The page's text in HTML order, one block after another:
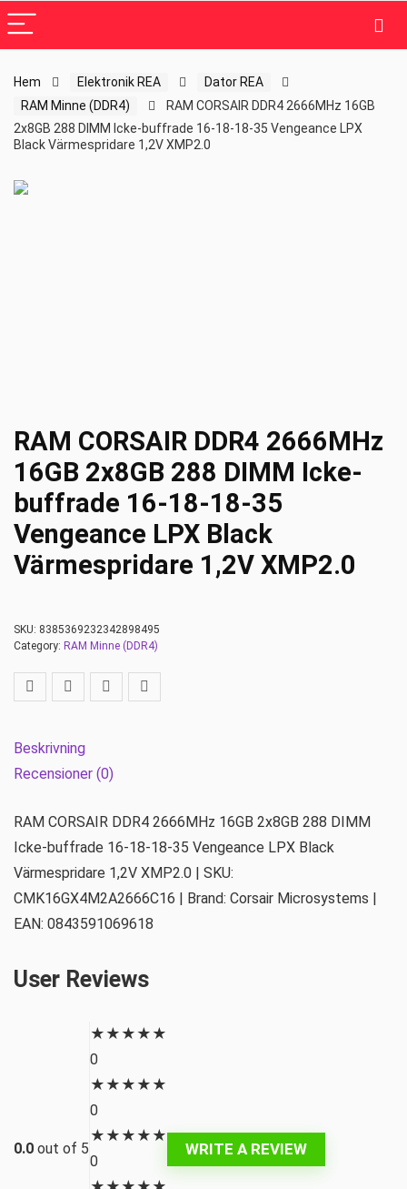
Hem Elektronik REA
Dator REA
RAM Minne (DDR4)
RAM CORSAIR DDR4 2666MHz 16GB
2x8GB 288 DIMM Icke-buffrade 16-18-18-35 Vengeance LPX
Black Värmespridare 1,2V XMP2.0
RAM CORSAIR DDR4 2666MHz
16GB 2x8GB 288 DIMM Icke-
buffrade 16-18-18-35
Vengeance LPX Black
Värmespridare 1,2V XMP2.0
SKU: 8385369232342898495
Category: RAM Minne (DDR4)
Beskrivning
Recensioner (0)
RAM CORSAIR DDR4 2666MHz 16GB 2x8GB 288 DIMM
Icke-buffrade 16-18-18-35 Vengeance LPX Black
Värmespridare 1,2V XMP2.0 | SKU:
CMK16GX4M2A2666C16 | Brand: Corsair Microsystems |
EAN: 0843591069618
User Reviews
0.0 out of 5
★ ★ ★ ★ ★
0
★ ★ ★ ★ ★
0
★ ★ ★ ★ ★
0
WRITE A REVIEW